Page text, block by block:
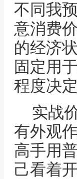
不同我
意消费
的经济
固定用
程度决定
实战
有外观
高手用
己看着